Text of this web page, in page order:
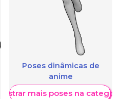
Poses dinâmicas de
anime
Mostrar mais poses na